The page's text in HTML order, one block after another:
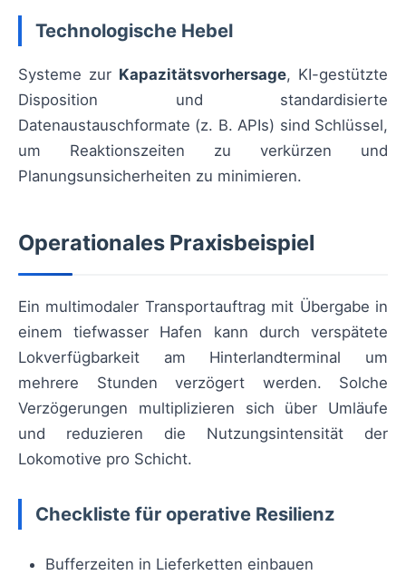
Technologische Hebel
Systeme zur Kapazitätsvorhersage, KI-gestützte
Disposition und standardisierte
Datenaustauschformate (z. B. APIs) sind Schlüssel,
um Reaktionszeiten zu verkürzen und
Planungsunsicherheiten zu minimieren.
Operationales Praxisbeispiel
Ein multimodaler Transportauftrag mit Übergabe in
einem tiefwasser Hafen kann durch verspätete
Lokverfügbarkeit am Hinterlandterminal um
mehrere Stunden verzögert werden. Solche
Verzögerungen multiplizieren sich über Umläufe
und reduzieren die Nutzungsintensität der
Lokomotive pro Schicht.
Checkliste für operative Resilienz
Bufferzeiten in Lieferketten einbauen